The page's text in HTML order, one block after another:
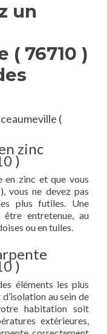
un
( 76710 )
(
zinc
)
en zinc et que vous
vous ne devez pas
plus futiles. Une
entretenue, au
ou en tuiles.
)
éléments les plus
au sein de
habitation soit
extérieures,